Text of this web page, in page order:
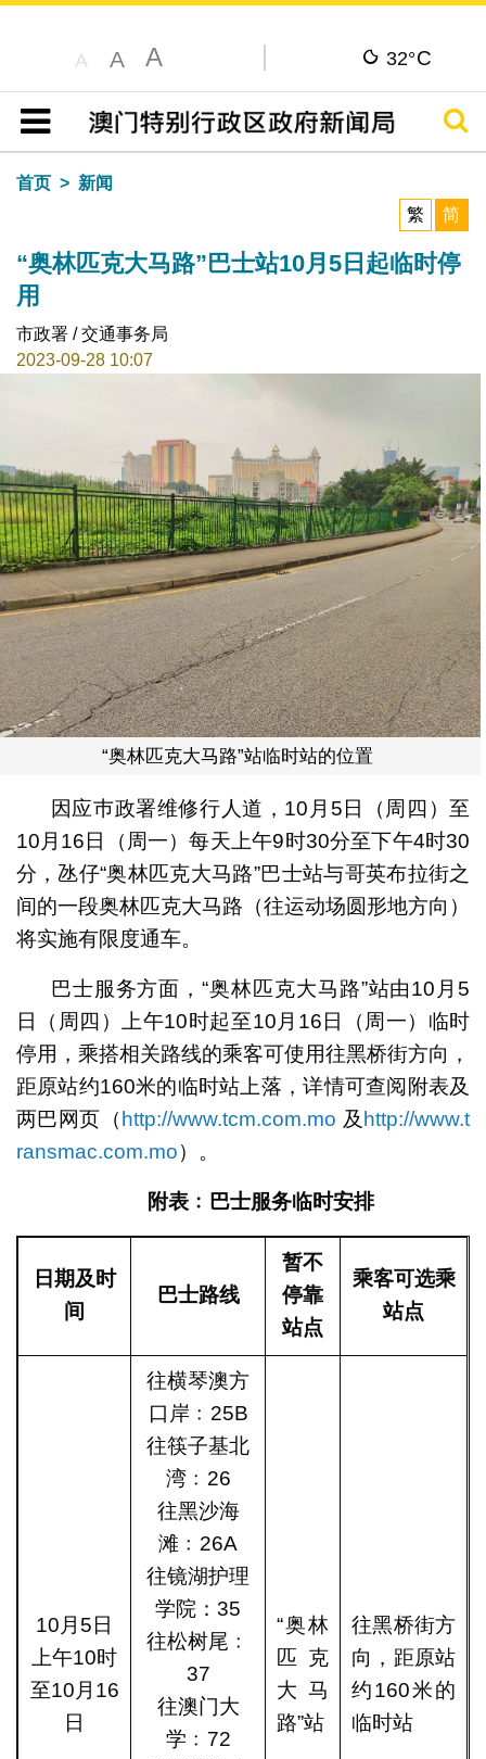
A A A 32°C
目录
搜寻
首页
新闻
繁
简
“奥林匹克大马路”巴士站10月5日起临时停
用
市政署 / 交通事务局
2023-09-28 10:07
“奥林匹克大马路”站临时站的位置
因应巿政署维修行人道，10月5日（周四）至
10月16日（周一）每天上午9时30分至下午4时30
分，氹仔“奥林匹克大马路”巴士站与哥英布拉街之
间的一段奥林匹克大马路（往运动场圆形地方向）
将实施有限度通车。
巴士服务方面，“奥林匹克大马路”站由10月5
日（周四）上午10时起至10月16日（周一）临时
停用，乘搭相关路线的乘客可使用往黑桥街方向，
距原站约160米的临时站上落，详情可查阅附表及
两巴网页（http://www.tcm.com.mo 及http://www.t
ransmac.com.mo）。
附表﹕ 巴士服务临时安排
日期及时
间
巴士路线
暂不
停靠
站点
乘客可选乘
站点
10月5日
上午10时
至10月16
日
往横琴澳方
口岸﹕25B
往筷子基北
湾﹕26
往黑沙海
滩﹕26A
往镜湖护理
学院：35
往松树尾﹕
37
往澳门大
学﹕72
“奥林
匹克
大马
路”站
往黑桥街方
向，距原站
约160米的
临时站